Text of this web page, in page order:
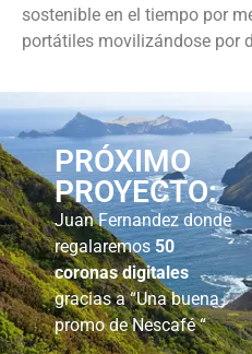
sostenible en el tiempo por
portátiles movilizándose por
PRÓXIMO
PROYECTO:
Juan Fernandez donde
regalaremos 50
coronas digitales
gracias a “Una buena
promo de Nescafé “